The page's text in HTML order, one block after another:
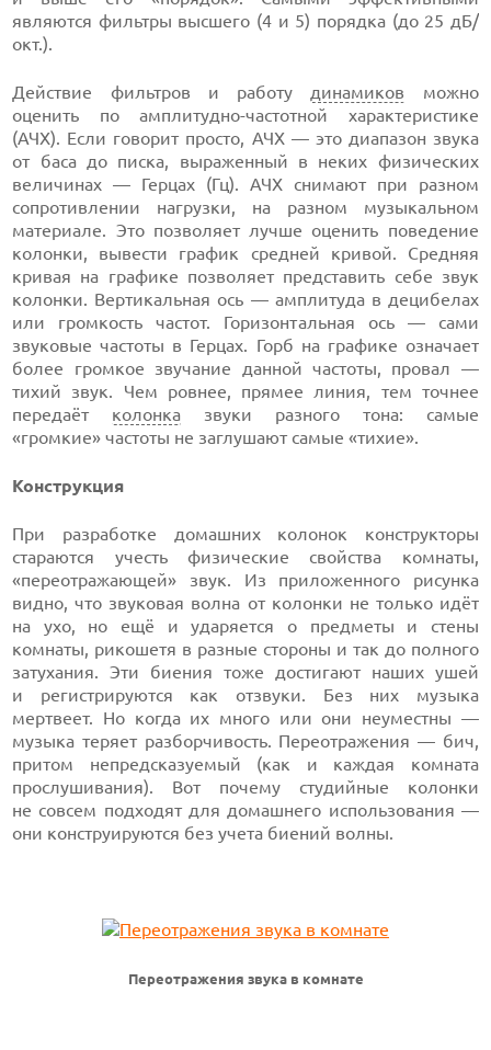
являются фильтры высшего (4 и 5) порядка (до 25 дБ/
окт.).
Действие фильтров и работу динамиков можно
оценить по амплитудно-частотной характеристике
(АЧХ). Если говорит просто, АЧХ — это диапазон звука
от баса до писка, выраженный в неких физических
величинах — Герцах (Гц). АЧХ снимают при разном
сопротивлении нагрузки, на разном музыкальном
материале. Это позволяет лучше оценить поведение
колонки, вывести график средней кривой. Средняя
кривая на графике позволяет представить себе звук
колонки. Вертикальная ось — амплитуда в децибелах
или громкость частот. Горизонтальная ось — сами
звуковые частоты в Герцах. Горб на графике означает
более громкое звучание данной частоты, провал —
тихий звук. Чем ровнее, прямее линия, тем точнее
передаёт колонка звуки разного тона: самые
«громкие» частоты не заглушают самые «тихие».
Конструкция
При разработке домашних колонок конструкторы
стараются учесть физические свойства комнаты,
«переотражающей» звук. Из приложенного рисунка
видно, что звуковая волна от колонки не только идёт
на ухо, но ещё и ударяется о предметы и стены
комнаты, рикошетя в разные стороны и так до полного
затухания. Эти биения тоже достигают наших ушей
и регистрируются как отзвуки. Без них музыка
мертвеет. Но когда их много или они неуместны —
музыка теряет разборчивость. Переотражения — бич,
притом непредсказуемый (как и каждая комната
прослушивания). Вот почему студийные колонки
не совсем подходят для домашнего использования —
они конструируются без учета биений волны.
Переотражения звука в комнате